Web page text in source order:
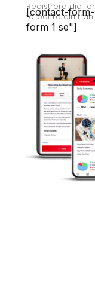
Registrera dig
förbättra din
[contact-
form 1 se"]